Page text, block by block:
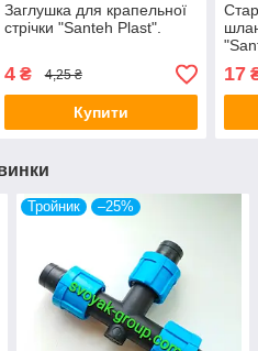
Заглушка для крапельної
стрічки "Santeh Plast".
4₴ 4,25 ₴
Купити
17
Тройник –25%